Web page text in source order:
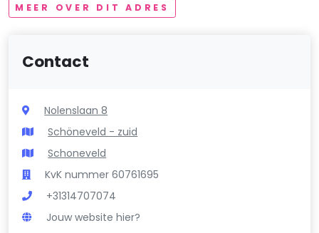
MEER OVER DIT ADRES
Contact
Nolenslaan 8
Schöneveld - zuid
Schoneveld
KvK nummer 60761695
+31314707074
Jouw website hier?